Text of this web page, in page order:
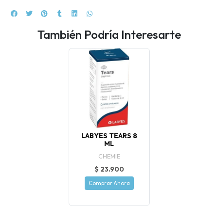
También Podría Interesarte
LABYES TEARS 8
ML
CHEMIE
$ 23.900
Comprar Ahora